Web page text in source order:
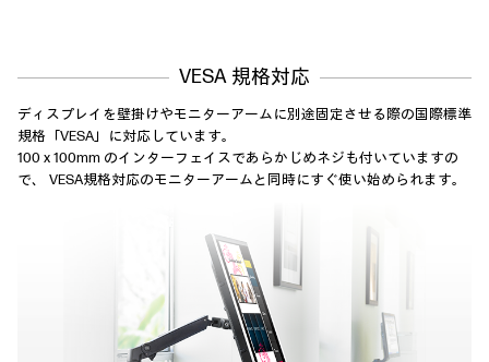
VESA 規格対応
ディスプレイを壁掛けやモニターアームに別途固定させる際の国際標準
規格「VESA」に対応しています。
100 x 100mm のインターフェイスであらかじめネジも付いていますの
で、
VESA規格対応のモニターアームと同時にすぐ使い始められます。